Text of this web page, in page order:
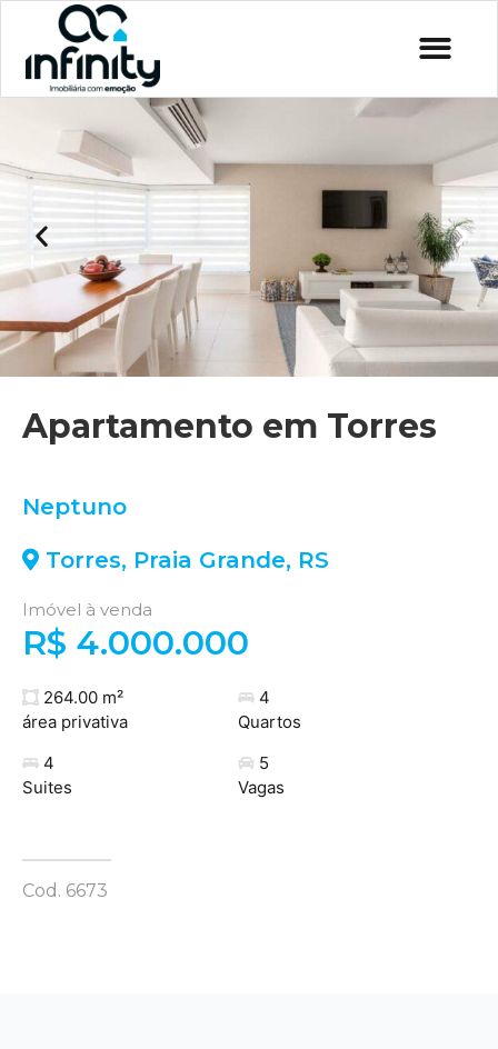
Apartamento em Torres
Neptuno
Torres, Praia Grande, RS
Imóvel à venda
R$ 4.000.000
264.00 m²
área privativa
4
Quartos
4
Suites
5
Vagas
Cod. 6673